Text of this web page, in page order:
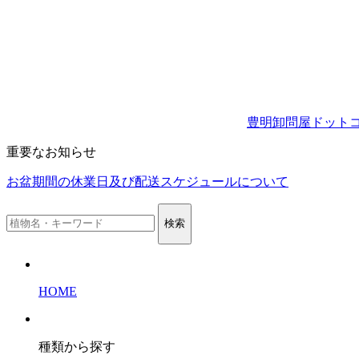
豊明卸問屋ドット
重要なお知らせ
お盆期間の休業日及び配送スケジュールについて
検索
HOME
種類から探す